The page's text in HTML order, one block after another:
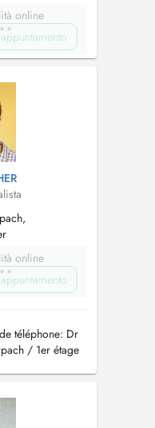
online
online
téléphone: Dr
/ 1er étage